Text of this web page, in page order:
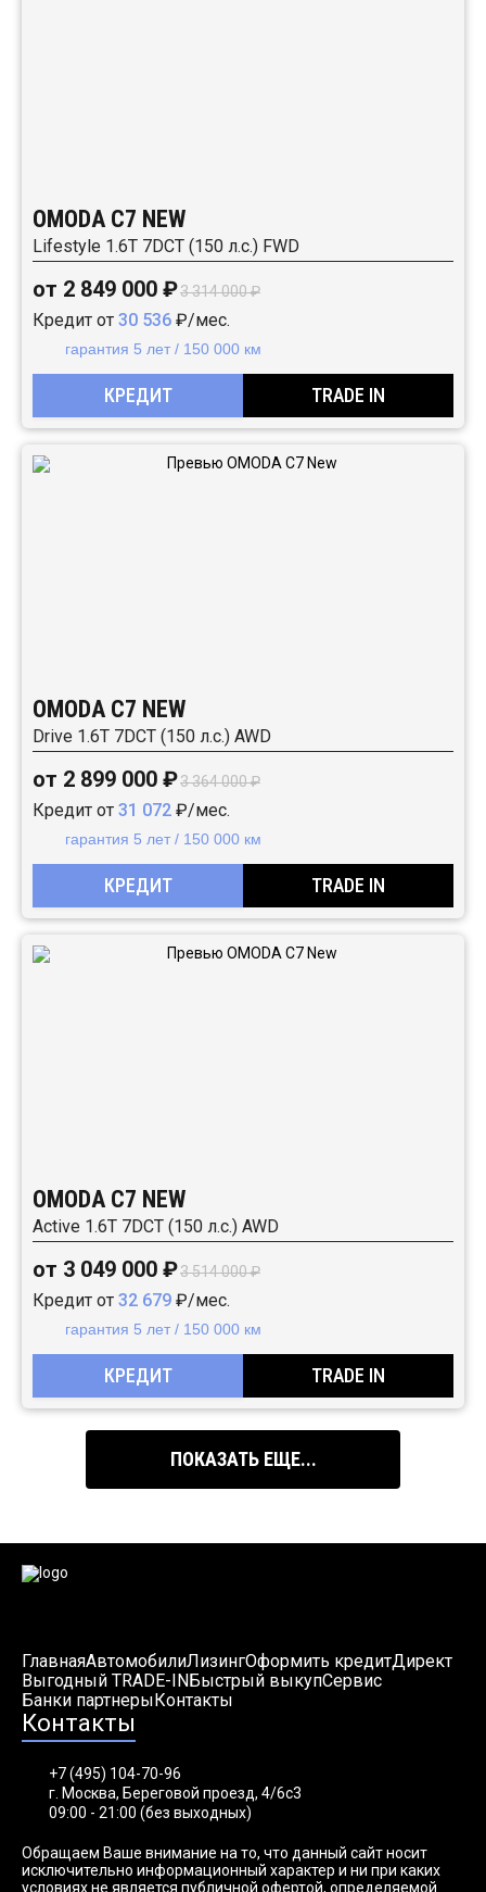
OMODA C7 NEW
Lifestyle 1.6T 7DCT (150 л.с.) FWD
от 2 849 000 ₽3 314 000 ₽
Кредит от 30 536 ₽/мес.
гарантия 5 лет / 150 000 км
КРЕДИТ TRADE IN
OMODA C7 NEW
Drive 1.6T 7DCT (150 л.с.) AWD
от 2 899 000 ₽3 364 000 ₽
Кредит от 31 072 ₽/мес.
гарантия 5 лет / 150 000 км
КРЕДИТ TRADE IN
OMODA C7 NEW
Active 1.6T 7DCT (150 л.с.) AWD
от 3 049 000 ₽3 514 000 ₽
Кредит от 32 679 ₽/мес.
гарантия 5 лет / 150 000 км
КРЕДИТ TRADE IN
ПОКАЗАТЬ ЕЩЕ...
ГлавнаяАвтомобилиЛизингОформить кредитДирект
Выгодный TRADE-INБыстрый выкупСервис
Банки партнерыКонтакты
Контакты
+7 (495) 104-70-96
г. Москва, Береговой проезд, 4/6с3
09:00 - 21:00 (без выходных)
Обращаем Ваше внимание на то, что данный сайт носит
исключительно информационный характер и ни при каких
условиях не является публичной офертой, определяемой